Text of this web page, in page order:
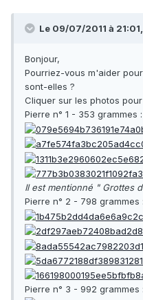
Le 09/07/2011 à
Bonjour,
Pourriez-vous m'aider
sont-elles ?
Cliquer sur les photos
Pierre n° 1 - 353 grammes :
Il est mentionné " Grottes
Pierre n° 2 - 798 grammes :
Pierre n° 3 - 992 grammes :